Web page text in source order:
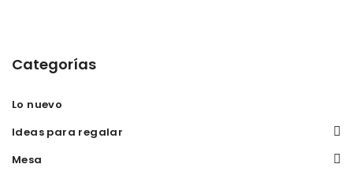
Categorías
Lo nuevo
Ideas para regalar
Mesa